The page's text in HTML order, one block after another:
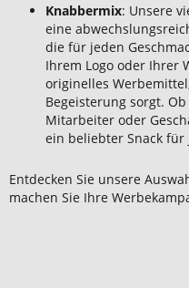
Knabbermix: Unsere
eine
die für jeden
Ihrem Logo oder Ihrer
originelles
Begeisterung sorgt.
Mitarbeiter oder
ein beliebter Snack für
Entdecken Sie unsere
machen Sie Ihre